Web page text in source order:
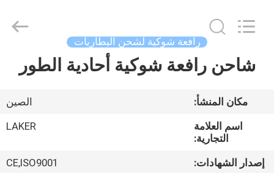
منزل
المنتجات
بنا
AUTOPARTS
CO.,LIMITED.
رافعة شوكية لشحن البطاريات
شاحن رافعة شوكية أحادية الطور
مكان المنشأ:
الصين
اسم العلامة
التجارية:
LAKER
إصدار الشهادات:
CE,ISO9001